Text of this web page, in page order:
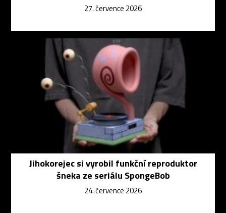
27. července 2026
Jihokorejec si vyrobil funkční reproduktor
šneka ze seriálu SpongeBob
24. července 2026